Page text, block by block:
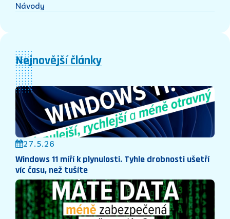
Návody
Nejnovější články
27.5.26
Windows 11 míří k plynulosti. Tyhle drobnosti ušetří
víc času, než tušíte